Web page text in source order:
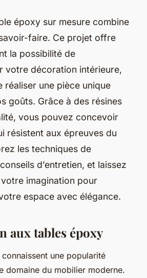
époxy sur mesure combine
faire. Ce projet offre
la possibilité de
votre décoration intérieure,
réaliser une pièce unique
goûts. Grâce à des résines
vous pouvez concevoir
résistent aux épreuves du
les techniques de
d’entretien, et laissez
imagination pour
espace avec élégance.
aux tables époxy
une popularité
domaine du mobilier moderne.